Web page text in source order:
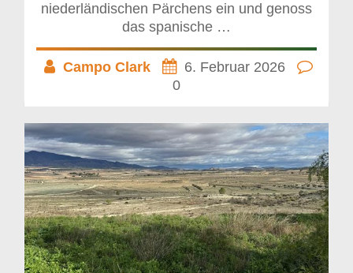
niederländischen Pärchens ein und genoss
das spanische …
Campo Clark
6. Februar 2026
0